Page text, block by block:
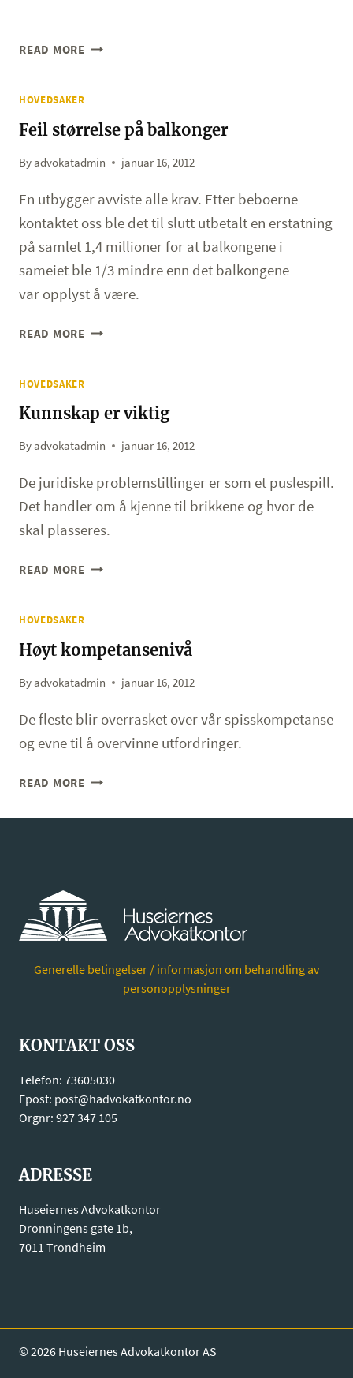
READ MOREVÅR
DOM
UFØR
ETTER
HOVEDSAKER
Feil størrelse på balkonger
Byadvokatadmin januar 16, 2012
En utbygger avviste alle krav. Etter beboerne
kontaktet oss ble det til slutt utbetalt en erstatning
på samlet 1,4 millioner for at balkongene i
sameiet ble 1/3 mindre enn det balkongene
var opplyst å være.
READ MOREFEIL
BALKONGER
HOVEDSAKER
Kunnskap er viktig
Byadvokatadmin januar 16, 2012
De juridiske problemstillinger er som et puslespill.
Det handler om å kjenne til brikkene og hvor de
skal plasseres.
READ MOREKUNNSKAP
HOVEDSAKER
Høyt kompetansenivå
Byadvokatadmin januar 16, 2012
De fleste blir overrasket over vår spisskompetanse
og evne til å overvinne utfordringer.
READ MOREHØYT
Generelle betingelser / informasjon om behandling av
personopplysninger
KONTAKT OSS
Telefon: 73605030
Epost: post@hadvokatkontor.no
Orgnr: 927 347 105
ADRESSE
Huseiernes Advokatkontor
Dronningens gate 1b,
7011 Trondheim
© 2026 Huseiernes Advokatkontor AS